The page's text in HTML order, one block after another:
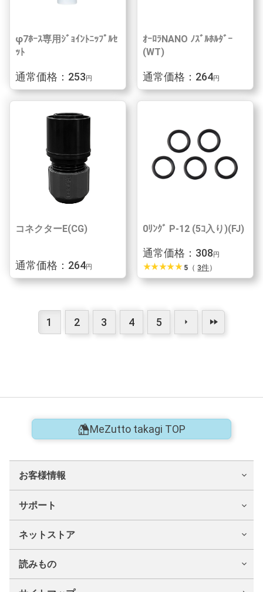
φ7ﾎｰｽ専用ｼﾞｮｲﾝﾄﾆｯﾌﾟﾙｾ
ｯﾄ
通常価格：253円
ｵｰﾛﾗNANO ﾉｽﾞﾙﾎﾙﾀﾞｰ
(WT)
通常価格：264円
コネクターE(CG)
通常価格：264円
0ﾘﾝｸﾞ P-12 (5ｺ入り)(FJ)
通常価格：308 円
star_ratestar_ratestar_ratestar_ratestar_rate 5 （3件）
1 2 3 4 5 arrow_right fast_forward
MeZutto takagi TOP
お客様情報
サポート
ネットストア
読みもの